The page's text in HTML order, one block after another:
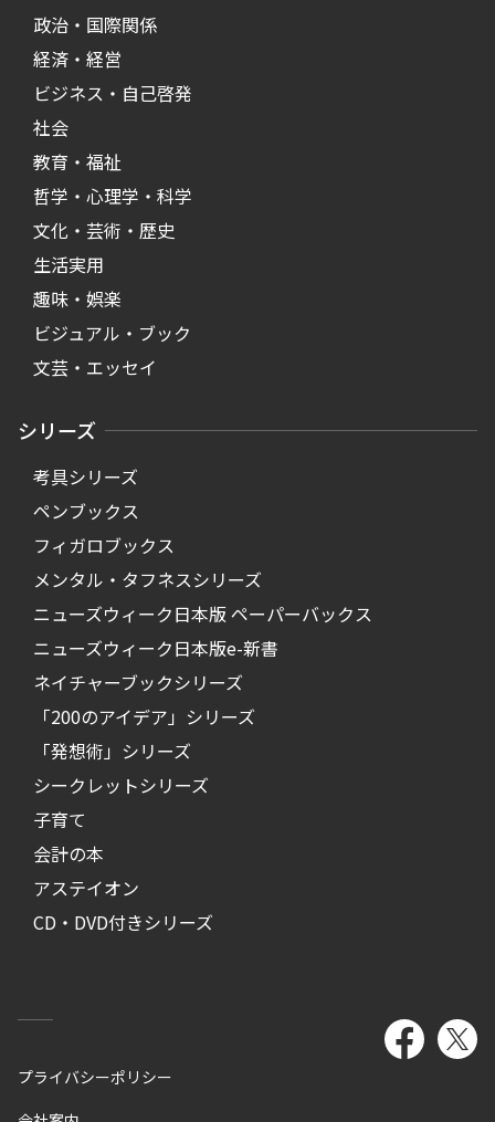
政治・国際関係
経済・経営
ビジネス・自己啓発
社会
教育・福祉
哲学・心理学・科学
文化・芸術・歴史
生活実用
趣味・娯楽
ビジュアル・ブック
文芸・エッセイ
シリーズ
考具シリーズ
ペンブックス
フィガロブックス
メンタル・タフネスシリーズ
ニューズウィーク日本版 ペーパーバックス
ニューズウィーク日本版e-新書
ネイチャーブックシリーズ
「200のアイデア」シリーズ
「発想術」シリーズ
シークレットシリーズ
子育て
会計の本
アステイオン
CD・DVD付きシリーズ
プライバシーポリシー